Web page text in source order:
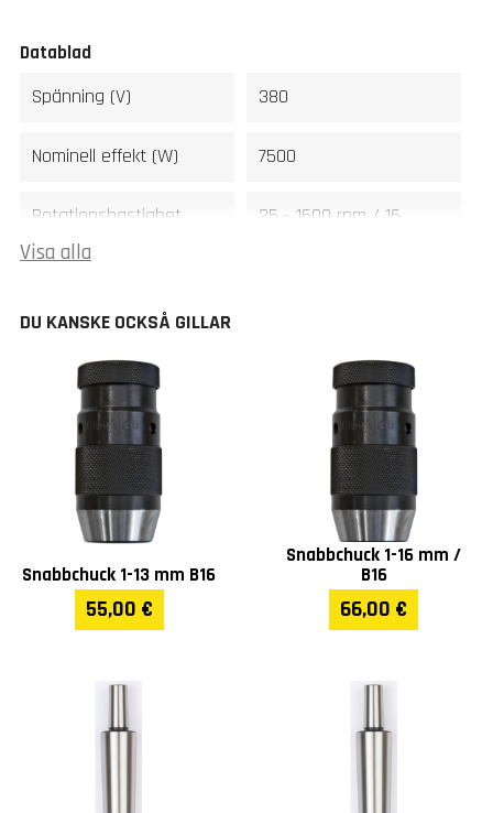
Datablad
Spänning (V) 380
Nominell effekt (W) 7500
Rotationshastighet
(rpm)
25 - 1600 rpm / 16
Max. diameter för
stycket (mm)
Löstagbara gejder
bitens storlek (mm)
Max. diameter utan
gejder bit (mm)
Max. diameter över
gejdrar (mm)
Spindelns genomföring
Max verktygsskaft
tjocklek (mm)
Visa alla
DU KANSKE OCKSÅ GILLAR
Snabbchuck 1-13 mm B16
55,00 €
Snabbchuck 1-16 mm /
B16
66,00 €